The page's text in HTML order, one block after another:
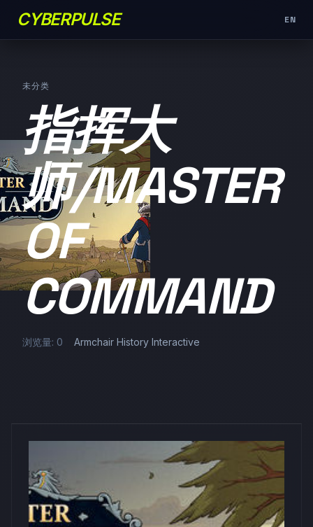
CYBERPULSE EN
未分类
指挥大
师/MASTER
OF
COMMAND
浏览量: 0 Armchair History Interactive